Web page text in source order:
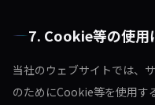
7. Cookie等の使用
当社のウェブサイトでは、
のためにCookie等を使用す